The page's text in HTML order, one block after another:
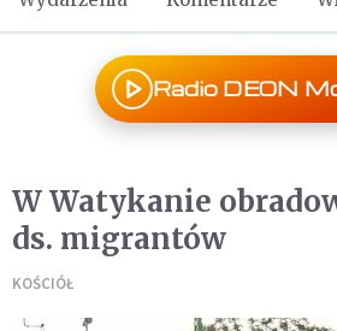
Radio DEON
W Watykanie
ds. migrantów
KOŚCIÓŁ